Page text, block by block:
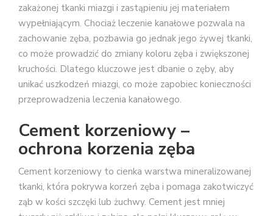
zakażonej tkanki miazgi i zastąpieniu jej materiałem
wypełniającym. Chociaż leczenie kanałowe pozwala na
zachowanie zęba, pozbawia go jednak jego żywej tkanki,
co może prowadzić do zmiany koloru zęba i zwiększonej
kruchości. Dlatego kluczowe jest dbanie o zęby, aby
unikać uszkodzeń miazgi, co może zapobiec konieczności
przeprowadzenia leczenia kanałowego.
Cement korzeniowy –
ochrona korzenia zęba
Cement korzeniowy to cienka warstwa mineralizowanej
tkanki, która pokrywa korzeń zęba i pomaga zakotwiczyć
ząb w kości szczęki lub żuchwy. Cement jest mniej